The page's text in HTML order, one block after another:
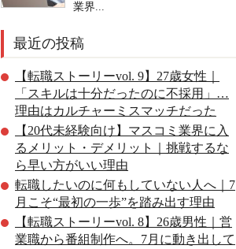
業界...
最近の投稿
【転職ストーリーvol. 9】27歳女性｜
「スキルは十分だったのに不採用」…
理由はカルチャーミスマッチだった
【20代未経験向け】マスコミ業界に入
るメリット・デメリット｜挑戦するな
ら早い方がいい理由
転職したいのに何もしていない人へ｜7
月こそ“最初の一歩”を踏み出す理由
【転職ストーリーvol. 8】26歳男性｜営
業職から番組制作へ。7月に動き出して